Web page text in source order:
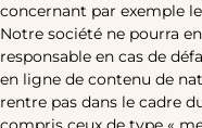
concernant par exemple
Notre société ne pourra
responsable en cas de
en ligne de contenu de
rentre pas dans le cadre